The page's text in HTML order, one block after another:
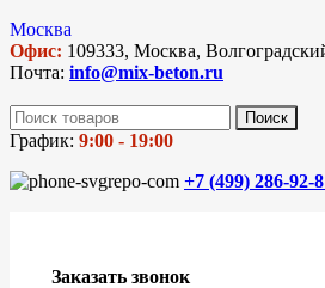
Москва
Офис: 109333, Москва,
Почта: info@mix-beton.ru
Поиск
График: 9:00 - 19:00
+7 (499) 286-92-
Заказать звонок